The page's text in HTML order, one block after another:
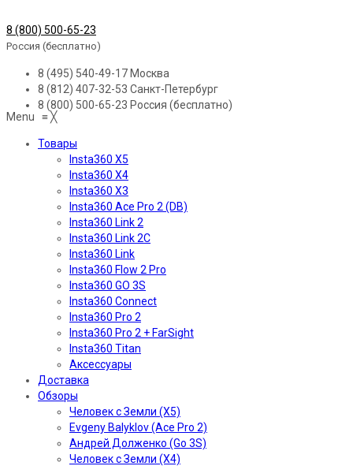
8 (800) 500-65-23
Россия (бесплатно)
8 (495) 540-49-17 Москва
8 (812) 407-32-53 Санкт-Петербург
8 (800) 500-65-23 Россия (бесплатно)
Menu ≡╳
Товары
Insta360 X5
Insta360 X4
Insta360 X3
Insta360 Ace Pro 2 (DB)
Insta360 Link 2
Insta360 Link 2C
Insta360 Link
Insta360 Flow 2 Pro
Insta360 GO 3S
Insta360 Connect
Insta360 Pro 2
Insta360 Pro 2 + FarSight
Insta360 Titan
Аксессуары
Доставка
Обзоры
Человек с Земли (X5)
Evgeny Balyklov (Ace Pro 2)
Андрей Долженко (Go 3S)
Человек с Земли (X4)